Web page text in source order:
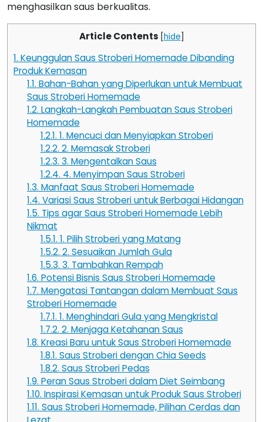
menghasilkan saus berkualitas.
Article Contents [hide]
1. Keunggulan Saus Stroberi Homemade Dibanding
Produk Kemasan
1.1. Bahan-Bahan yang Diperlukan untuk Membuat
Saus Stroberi Homemade
1.2. Langkah-Langkah Pembuatan Saus Stroberi
Homemade
1.2.1. 1. Mencuci dan Menyiapkan Stroberi
1.2.2. 2. Memasak Stroberi
1.2.3. 3. Mengentalkan Saus
1.2.4. 4. Menyimpan Saus Stroberi
1.3. Manfaat Saus Stroberi Homemade
1.4. Variasi Saus Stroberi untuk Berbagai Hidangan
1.5. Tips agar Saus Stroberi Homemade Lebih
Nikmat
1.5.1. 1. Pilih Stroberi yang Matang
1.5.2. 2. Sesuaikan Jumlah Gula
1.5.3. 3. Tambahkan Rempah
1.6. Potensi Bisnis Saus Stroberi Homemade
1.7. Mengatasi Tantangan dalam Membuat Saus
Stroberi Homemade
1.7.1. 1. Menghindari Gula yang Mengkristal
1.7.2. 2. Menjaga Ketahanan Saus
1.8. Kreasi Baru untuk Saus Stroberi Homemade
1.8.1. Saus Stroberi dengan Chia Seeds
1.8.2. Saus Stroberi Pedas
1.9. Peran Saus Stroberi dalam Diet Seimbang
1.10. Inspirasi Kemasan untuk Produk Saus Stroberi
1.11. Saus Stroberi Homemade, Pilihan Cerdas dan